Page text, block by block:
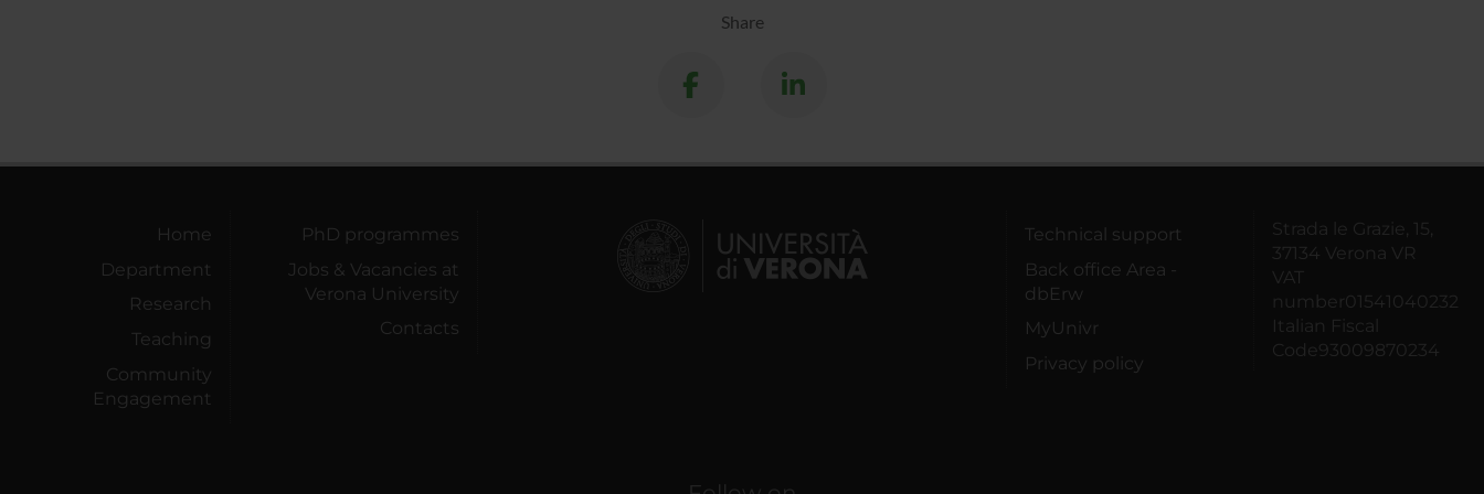
Share
Home
Department
Research
Teaching
Community
Engagement
PhD programmes
Jobs & Vacancies at
Verona University
Contacts
Technical support
Back office Area -
dbErw
MyUnivr
Privacy policy
Strada le Grazie, 15,
37134 Verona VR
VAT
number01541040232
Italian Fiscal
Code93009870234